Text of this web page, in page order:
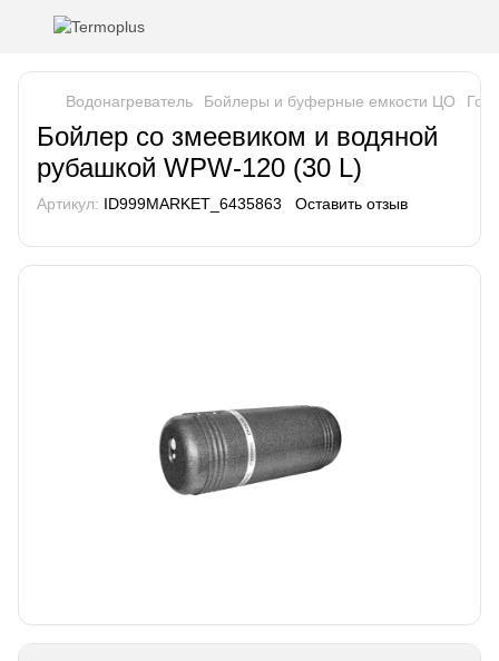
Водонагреватель Бойлеры и буферные емкости ЦО
Бойлер со змеевиком и водяной
рубашкой WPW-120 (30 L)
Артикул: ID999MARKET_6435863 Оставить отзыв